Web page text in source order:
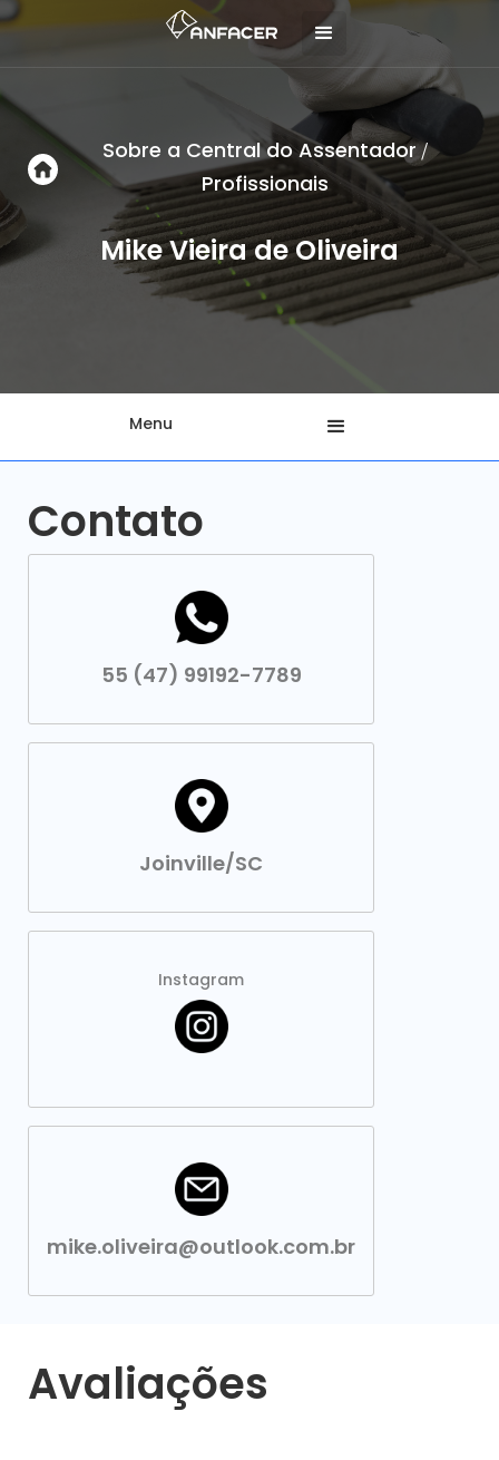
Sobre a Central do Assentador/
Profissionais
Mike Vieira de Oliveira
Menu
Contato
55 (47) 99192-7789
Joinville/SC
Instagram
mike.oliveira@outlook.com.br
Avaliações